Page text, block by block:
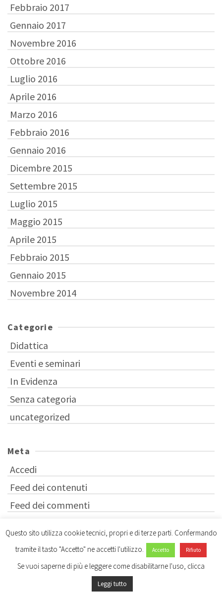
Febbraio 2017
Gennaio 2017
Novembre 2016
Ottobre 2016
Luglio 2016
Aprile 2016
Marzo 2016
Febbraio 2016
Gennaio 2016
Dicembre 2015
Settembre 2015
Luglio 2015
Maggio 2015
Aprile 2015
Febbraio 2015
Gennaio 2015
Novembre 2014
Categorie
Didattica
Eventi e seminari
In Evidenza
Senza categoria
uncategorized
Meta
Accedi
Feed dei contenuti
Feed dei commenti
© 2026 dottorato studi storici - WordPress Theme by
Questo sito utilizza cookie tecnici, propri e di terze parti. Confermando
tramite il tasto "Accetto" ne accetti l'utilizzo.
Accetto Rifiuto
Se vuoi saperne di più e leggere come disabilitarne l'uso, clicca
Leggi tutto